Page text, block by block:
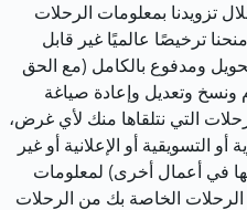
تزويدنا بمعلومات الرحلات
ترخيصًا عالميًا غير قابل
ومدفوع بالكامل (مع الحق
ونسخ وتعديل وإعادة صياغة
التي نتلقاها منك لأي غرض،
التسويقية أو الإعلانية أو غير
في أعمال أخرى) لمعلومات
الرحلات الخاصة بك من الرحلات